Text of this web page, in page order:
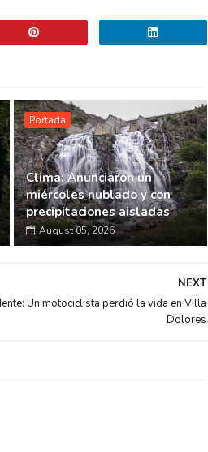
Portada
Clima: Anunciaron un
miércoles nublado y con
precipitaciones aisladas
August 05, 2026
NEXT
Un motociclista perdió la vida en Villa
Dolores